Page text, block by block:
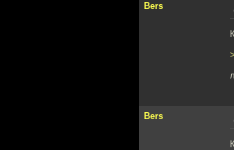
Bers
Bers